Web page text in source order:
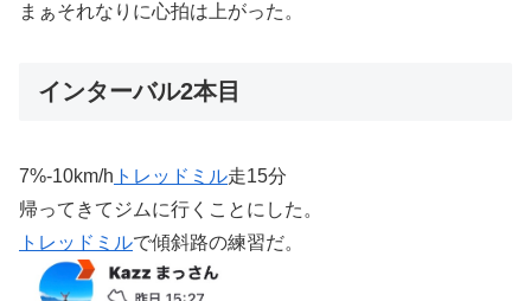
まぁそれなりに心拍は上がった。
インターバル2本目
7%-10km/h トレッドミル走15分
帰ってきてジムに行くことにした。
トレッドミルで傾斜路の練習だ。